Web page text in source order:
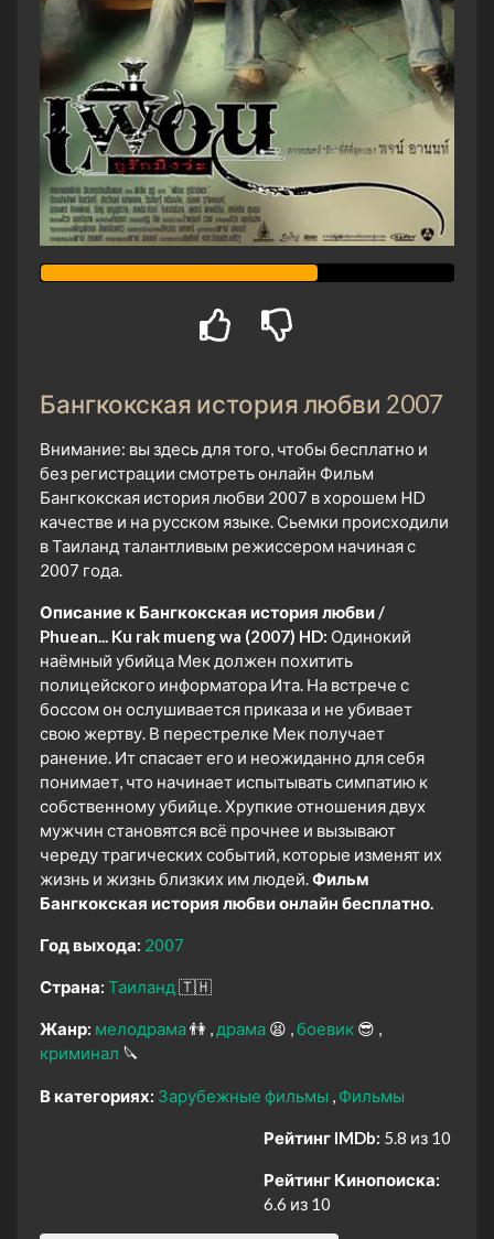
Бангкокская история любви 2007
Внимание: вы здесь для того, чтобы бесплатно и
без регистрации смотреть онлайн Фильм
Бангкокская история любви 2007 в хорошем HD
качестве и на русском языке. Сьемки происходили
в Таиланд талантливым режиссером начиная с
2007 года.
Описание к Бангкокская история любви /
Phuean... Ku rak mueng wa (2007) HD: Одинокий
наёмный убийца Мек должен похитить
полицейского информатора Ита. На встрече с
боссом он ослушивается приказа и не убивает
свою жертву. В перестрелке Мек получает
ранение. Ит спасает его и неожиданно для себя
понимает, что начинает испытывать симпатию к
собственному убийце. Хрупкие отношения двух
мужчин становятся всё прочнее и вызывают
череду трагических событий, которые изменят их
жизнь и жизнь близких им людей.Фильм
Бангкокская история любви онлайн бесплатно.
Год выхода: 2007
Страна: Таиланд 🇹🇭
Жанр: мелодрама👫 драма 😫 боевик 😎
криминал 🔪
В категориях: Зарубежные фильмы Фильмы
Рейтинг IMDb: 5.8 из 10
Рейтинг Кинопоиска:
6.6 из 10